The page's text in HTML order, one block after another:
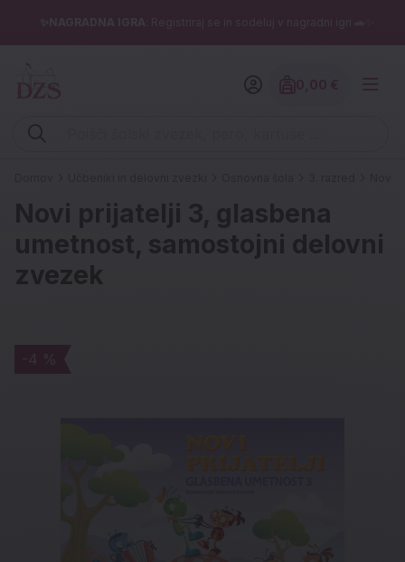
✨NAGRADNA IGRA : Registriraj se in sodeluj v nagradni igri 🚗✨
Vpišite iskalni niz (šolski zvezek, pero, kartuše ...)
Novi prijatelji 3, glasbena
umetnost, samostojni delovni
zvezek
-4 %